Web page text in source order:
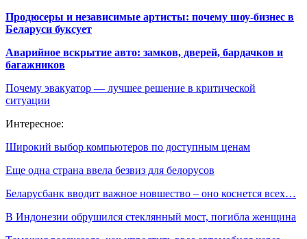
Продюсеры и независимые артисты: почему шоу-бизнес в
Беларуси буксует
Аварийное вскрытие авто: замков, дверей, бардачков и
багажников
Почему эвакуатор — лучшее решение в критической
ситуации
Интересное:
Широкий выбор компьютеров по доступным ценам
Еще одна страна ввела безвиз для белорусов
Беларусбанк вводит важное новшество – оно коснется всех…
В Индонезии обрушился стеклянный мост, погибла женщина